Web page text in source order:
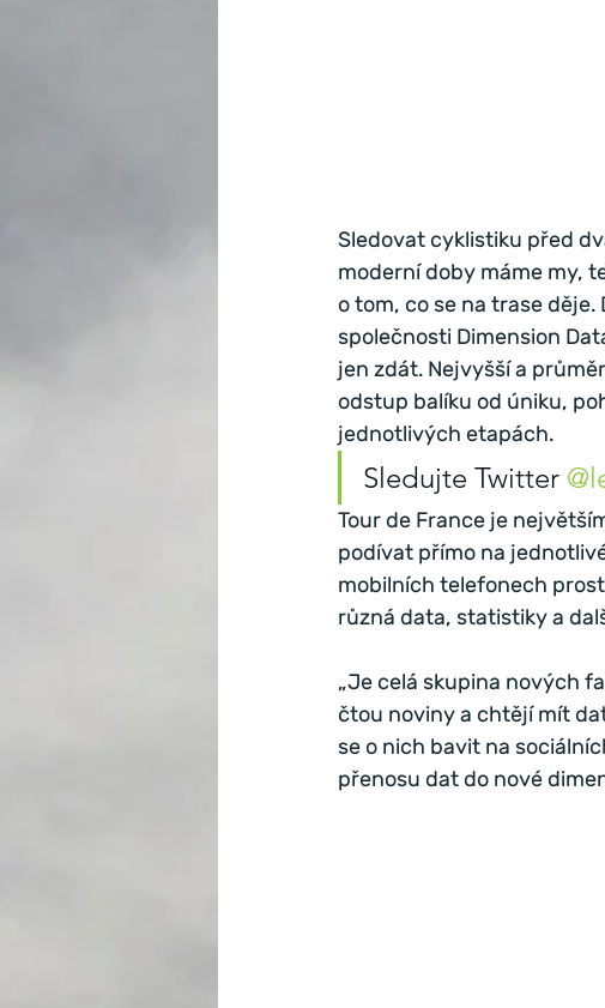
Sledovat cyklistiku před
moderní doby máme my,
o tom, co se na trase děje.
společnosti Dimension
jen zdát. Nejvyšší a
odstup balíku od úniku,
jednotlivých etapách.
Sledujte Twitter
Tour de France je
podívat přímo na
mobilních telefonech
různá data, statistiky a
„Je celá skupina nových
čtou noviny a chtějí mít
se o nich bavit na
přenosu dat do nové